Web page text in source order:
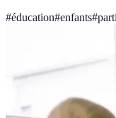
#éducation#enfants#